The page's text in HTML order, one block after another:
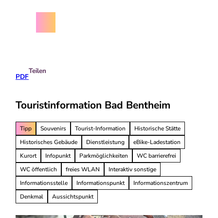
PDF
Teilen
Touristinformation Bad Bentheim
Tipp Souvenirs Tourist-Information
Historische Stätte
Historisches Gebäude
Dienstleistung
eBike-Ladestation
Kurort
Infopunkt Parkmöglichkeiten
WC barrierefrei
WC öffentlich
freies WLAN
Interaktiv sonstige
Informationsstelle
Informationspunkt
Informationszentrum
Denkmal
Aussichtspunkt